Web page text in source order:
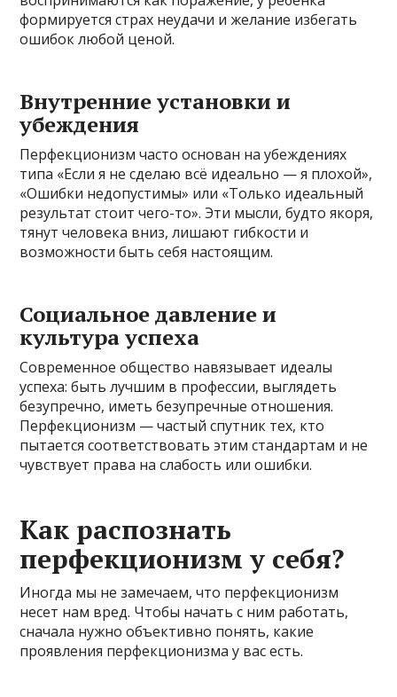
формируется страх неудачи и желание избегать
ошибок любой ценой.
Внутренние установки и
убеждения
Перфекционизм часто основан на убеждениях
типа «Если я не сделаю всё идеально — я плохой»,
«Ошибки недопустимы» или «Только идеальный
результат стоит чего-то». Эти мысли, будто якоря,
тянут человека вниз, лишают гибкости и
возможности быть себя настоящим.
Социальное давление и
культура успеха
Современное общество навязывает идеалы
успеха: быть лучшим в профессии, выглядеть
безупречно, иметь безупречные отношения.
Перфекционизм — частый спутник тех, кто
пытается соответствовать этим стандартам и не
чувствует права на слабость или ошибки.
Как распознать
перфекционизм у себя?
Иногда мы не замечаем, что перфекционизм
несет нам вред. Чтобы начать с ним работать,
сначала нужно объективно понять, какие
проявления перфекционизма у вас есть.